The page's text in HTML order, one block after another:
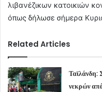
λιβανέζικων κατοικιών
όπως δήλωσε σήμερα
Related Articles
Ταϊλάνδη:
νεκρών